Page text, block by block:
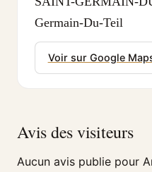
Germain-Du-Teil
Voir sur Google
Avis des visiteurs
Aucun avis publie pour